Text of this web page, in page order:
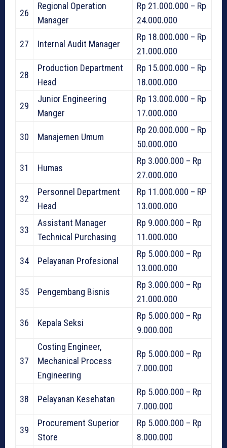
26
Regional Operation
Manager
Rp 21.000.000 – Rp
24.000.000
27 Internal Audit Manager
Rp 18.000.000 – Rp
21.000.000
28
Production Department
Head
Rp 15.000.000 – Rp
18.000.000
29
Junior Engineering
Manger
Rp 13.000.000 – Rp
17.000.000
30 Manajemen Umum
Rp 20.000.000 – Rp
50.000.000
31 Humas
Rp 3.000.000 – Rp
27.000.000
32
Personnel Department
Head
Rp 11.000.000 – RP
13.000.000
33
Assistant Manager
Technical Purchasing
Rp 9.000.000 – Rp
11.000.000
34 Pelayanan Profesional
Rp 5.000.000 – Rp
13.000.000
35 Pengembang Bisnis
Rp 3.000.000 – Rp
21.000.000
36 Kepala Seksi
Rp 5.000.000 – Rp
9.000.000
37
Costing Engineer,
Mechanical Process
Engineering
Rp 5.000.000 – Rp
7.000.000
38 Pelayanan Kesehatan
Rp 5.000.000 – Rp
7.000.000
39
Procurement Superior
Store
Rp 5.000.000 – Rp
8.000.000